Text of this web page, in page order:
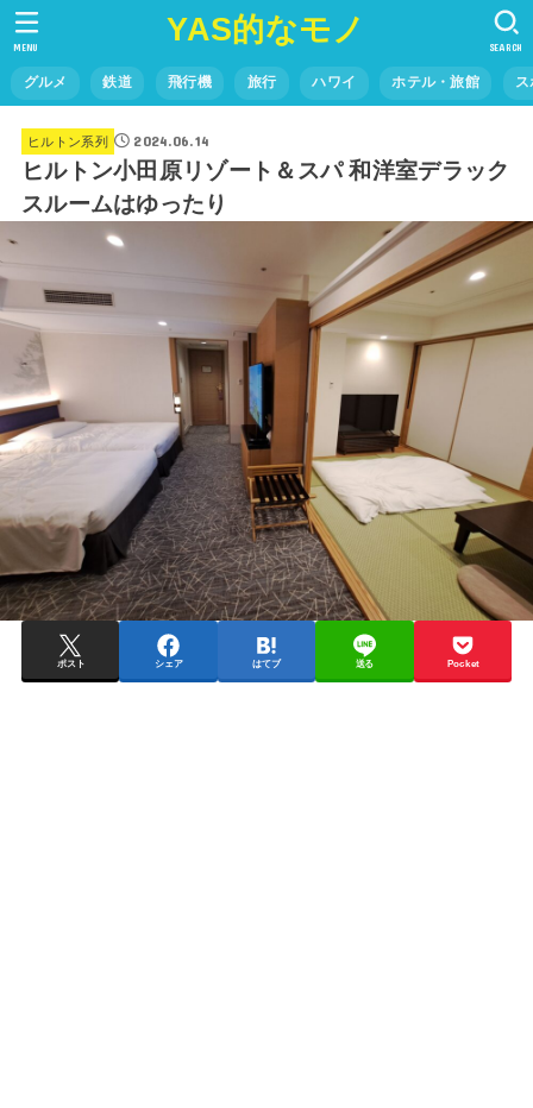
YAS的なモノ
グルメ 鉄道 飛行機 旅行 ハワイ ホテル・旅館
SEARCH
MENU
ヒルトン系列 2024.06.14
ヒルトン小田原リゾート＆スパ 和洋室デラック
スルームはゆったり
ポスト シェア はてブ 送る Pocket